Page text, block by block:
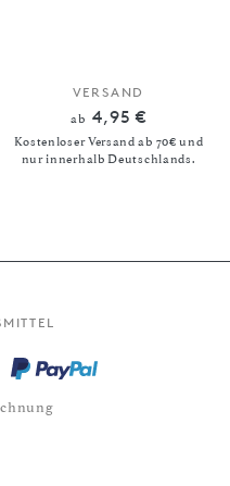
VERSAND
ab 4,95 €
Kostenloser Versand ab 70€ und
nur innerhalb Deutschlands.